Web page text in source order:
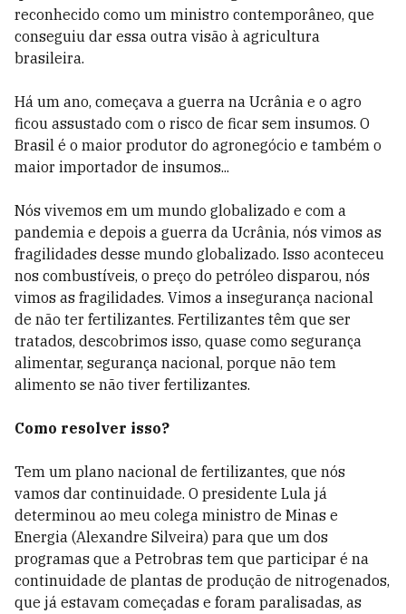
reconhecido como um ministro contemporâneo, que
conseguiu dar essa outra visão à agricultura
brasileira.
Há um ano, começava a guerra na Ucrânia e o agro
ficou assustado com o risco de ficar sem insumos. O
Brasil é o maior produtor do agronegócio e também o
maior importador de insumos...
Nós vivemos em um mundo globalizado e com a
pandemia e depois a guerra da Ucrânia, nós vimos as
fragilidades desse mundo globalizado. Isso aconteceu
nos combustíveis, o preço do petróleo disparou, nós
vimos as fragilidades. Vimos a insegurança nacional
de não ter fertilizantes. Fertilizantes têm que ser
tratados, descobrimos isso, quase como segurança
alimentar, segurança nacional, porque não tem
alimento se não tiver fertilizantes.
Como resolver isso?
Tem um plano nacional de fertilizantes, que nós
vamos dar continuidade. O presidente Lula já
determinou ao meu colega ministro de Minas e
Energia (Alexandre Silveira) para que um dos
programas que a Petrobras tem que participar é na
continuidade de plantas de produção de nitrogenados,
que já estavam começadas e foram paralisadas, as